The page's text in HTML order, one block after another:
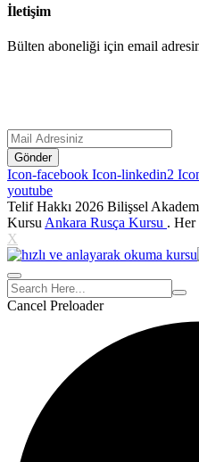
İletişim
Bülten aboneliği için email
Gönder
Icon-facebook Icon-linkedin2
youtube
Telif Hakkı 2026 Bilişsel
KursuAnkara Rusça Kursu . Her
X
Cancel Preloader